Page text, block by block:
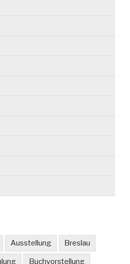
Ausstellung Breslau
Buchvorstellung